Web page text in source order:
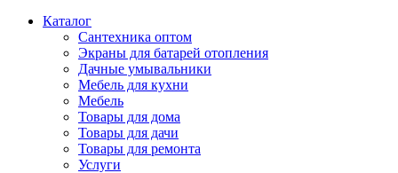
Каталог
Сантехника оптом
Экраны для батарей отопления
Дачные умывальники
Мебель для кухни
Мебель
Товары для дома
Товары для дачи
Товары для ремонта
Услуги